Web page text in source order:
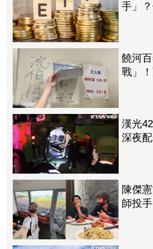
手」
饒河
戰」
漢光
深夜
陳傑
師投